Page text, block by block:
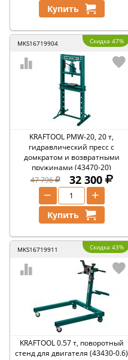
Купить
MKS16719904 Скидка 47%
KRAFTOOL PMW-20, 20 т,
гидравлический пресс с
домкратом и возвратными
пружинами (43470-20)
47 796
32 300
+
−
Купить
MKS16719911 Скидка 43%
KRAFTOOL 0.57 т, поворотный
стенд для двигателя (43430-0.6)